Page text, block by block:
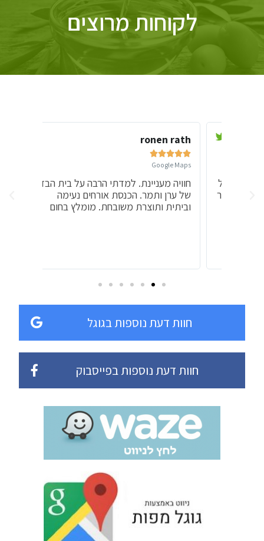
לקוחות מרוצים
ronen rath



Google Maps
חוויה מעניינת. למדתי הרבה על בית הבד
של ערן ותמר. הכנסת אורחים נעימה
וביתית ותוצרת משובחת. מומלץ בחום
חוות דעת נוספות בגוגל
חוות דעת נוספות בפייסבוק